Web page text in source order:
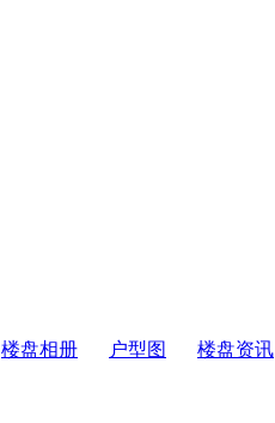
楼盘相册 户型图 楼盘资讯